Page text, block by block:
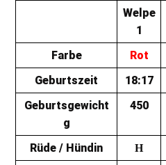
Welpe
1
Farbe
Rot
Geburtszeit
18:17
Geburtsgewicht
g
450
Rüde / Hündin H